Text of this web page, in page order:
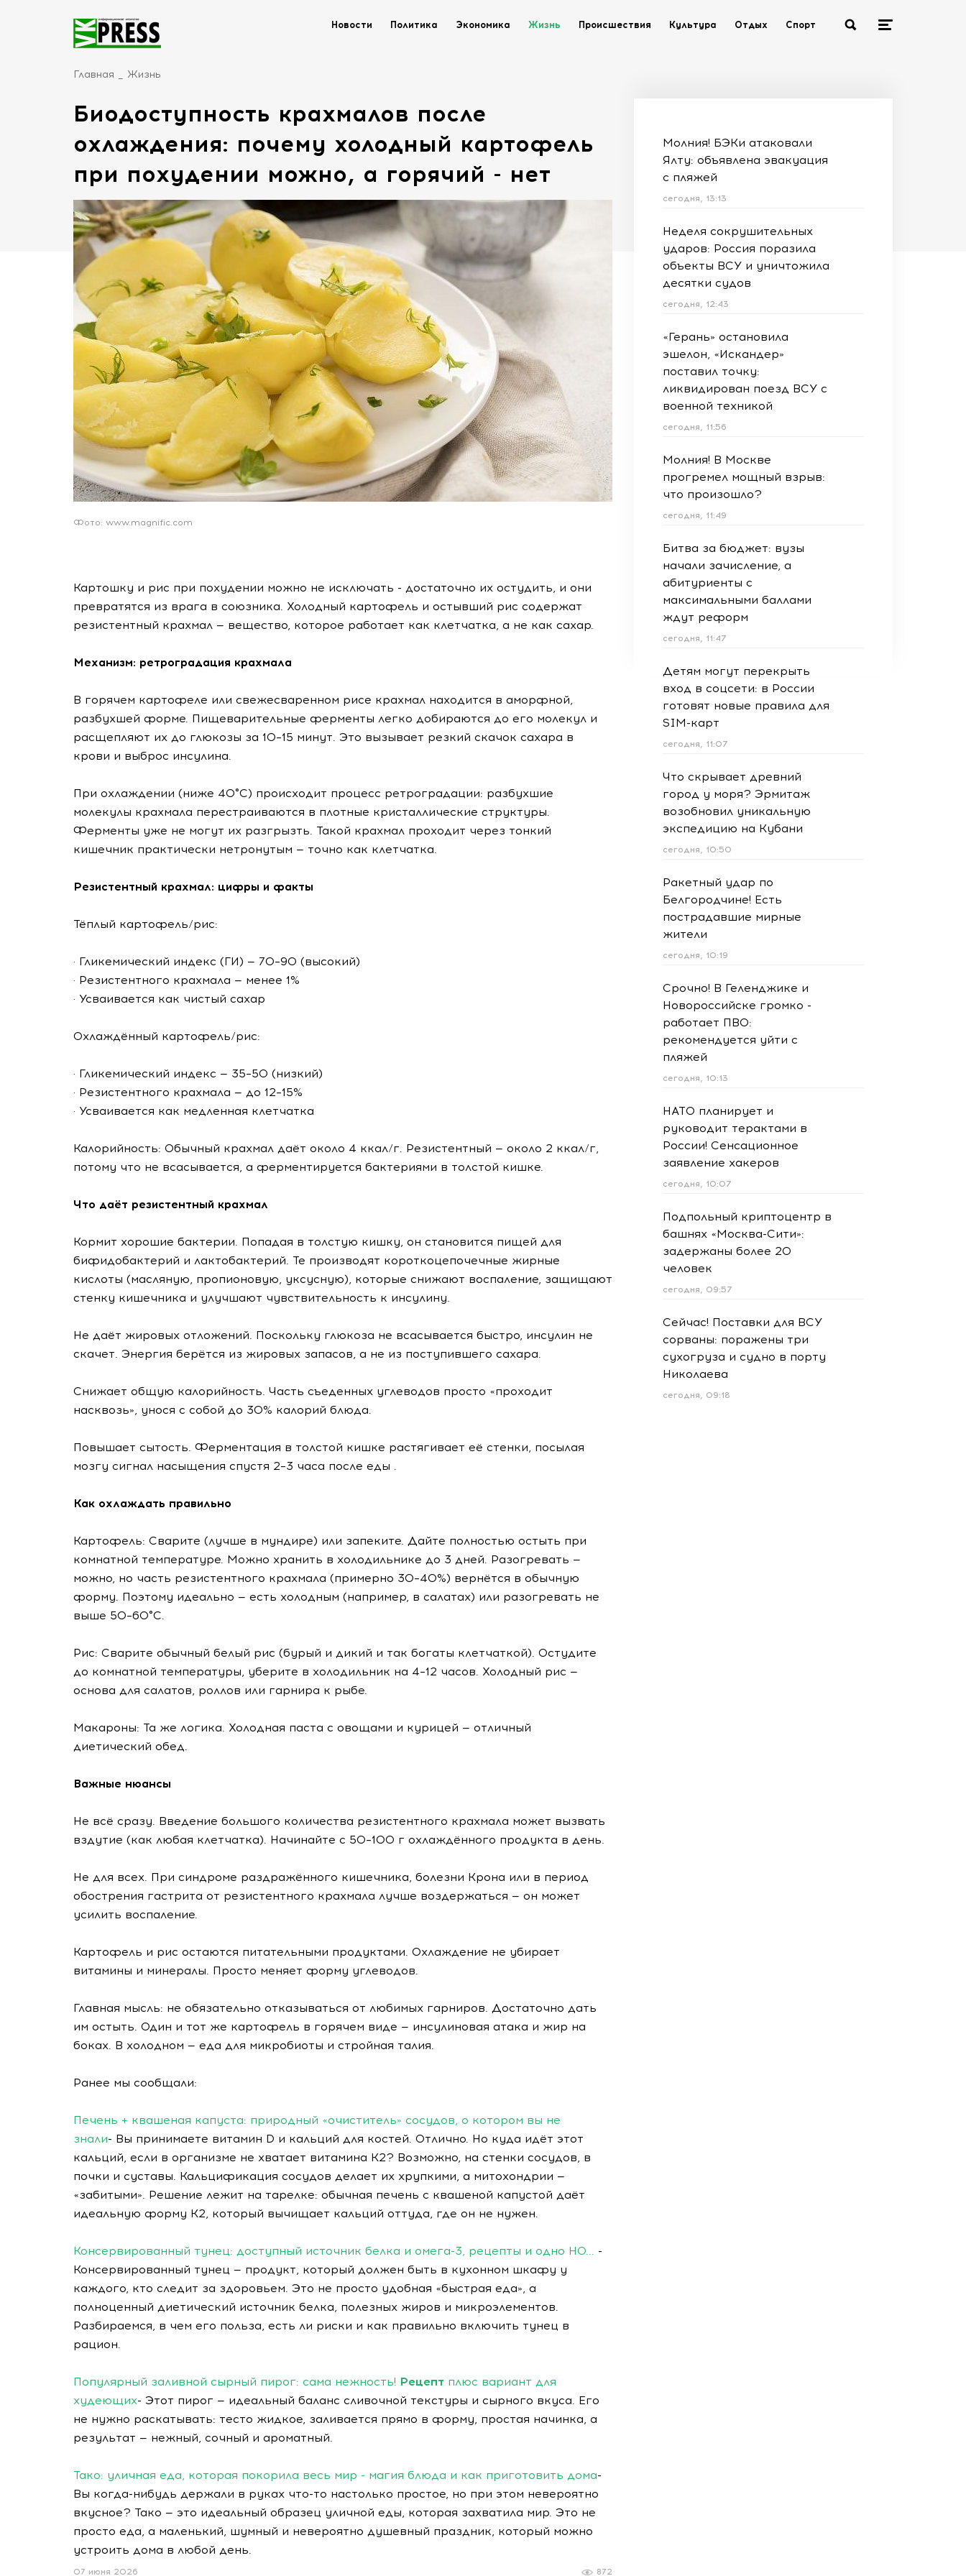
Новости Политика Экономика Жизнь Происшествия Культура Отдых Спорт
Главная Жизнь
Биодоступность крахмалов после
охлаждения: почему холодный картофель
при похудении можно, а горячий - нет
Фото: www.magnific.com
Картошку и рис при похудении можно не исключать - достаточно их остудить, и они
превратятся из врага в союзника. Холодный картофель и остывший рис содержат
резистентный крахмал — вещество, которое работает как клетчатка, а не как сахар.
Механизм: ретроградация крахмала
В горячем картофеле или свежесваренном рисе крахмал находится в аморфной,
разбухшей форме. Пищеварительные ферменты легко добираются до его молекул и
расщепляют их до глюкозы за 10–15 минут. Это вызывает резкий скачок сахара в
крови и выброс инсулина.
При охлаждении (ниже 40°C) происходит процесс ретроградации: разбухшие
молекулы крахмала перестраиваются в плотные кристаллические структуры.
Ферменты уже не могут их разгрызть. Такой крахмал проходит через тонкий
кишечник практически нетронутым — точно как клетчатка.
Резистентный крахмал: цифры и факты
Тёплый картофель/рис:
· Гликемический индекс (ГИ) — 70–90 (высокий)
· Резистентного крахмала — менее 1%
· Усваивается как чистый сахар
Охлаждённый картофель/рис:
· Гликемический индекс — 35–50 (низкий)
· Резистентного крахмала — до 12–15%
· Усваивается как медленная клетчатка
Калорийность: Обычный крахмал даёт около 4 ккал/г. Резистентный — около 2 ккал/г,
потому что не всасывается, а ферментируется бактериями в толстой кишке.
Что даёт резистентный крахмал
Кормит хорошие бактерии. Попадая в толстую кишку, он становится пищей для
бифидобактерий и лактобактерий. Те производят короткоцепочечные жирные
кислоты (масляную, пропионовую, уксусную), которые снижают воспаление, защищают
стенку кишечника и улучшают чувствительность к инсулину.
Не даёт жировых отложений. Поскольку глюкоза не всасывается быстро, инсулин не
скачет. Энергия берётся из жировых запасов, а не из поступившего сахара.
Снижает общую калорийность. Часть съеденных углеводов просто «проходит
насквозь», унося с собой до 30% калорий блюда.
Повышает сытость. Ферментация в толстой кишке растягивает её стенки, посылая
мозгу сигнал насыщения спустя 2–3 часа после еды .
Как охлаждать правильно
Картофель: Сварите (лучше в мундире) или запеките. Дайте полностью остыть при
комнатной температуре. Можно хранить в холодильнике до 3 дней. Разогревать —
можно, но часть резистентного крахмала (примерно 30–40%) вернётся в обычную
форму. Поэтому идеально — есть холодным (например, в салатах) или разогревать не
выше 50–60°C.
Рис: Сварите обычный белый рис (бурый и дикий и так богаты клетчаткой). Остудите
до комнатной температуры, уберите в холодильник на 4–12 часов. Холодный рис —
основа для салатов, роллов или гарнира к рыбе.
Макароны: Та же логика. Холодная паста с овощами и курицей — отличный
диетический обед.
Важные нюансы
Не всё сразу. Введение большого количества резистентного крахмала может вызвать
вздутие (как любая клетчатка). Начинайте с 50–100 г охлаждённого продукта в день.
Не для всех. При синдроме раздражённого кишечника, болезни Крона или в период
обострения гастрита от резистентного крахмала лучше воздержаться — он может
усилить воспаление.
Картофель и рис остаются питательными продуктами. Охлаждение не убирает
витамины и минералы. Просто меняет форму углеводов.
Главная мысль: не обязательно отказываться от любимых гарниров. Достаточно дать
им остыть. Один и тот же картофель в горячем виде — инсулиновая атака и жир на
боках. В холодном — еда для микробиоты и стройная талия.
Ранее мы сообщали:
Печень + квашеная капуста: природный «очиститель» сосудов, о котором вы не
знали- Вы принимаете витамин D и кальций для костей. Отлично. Но куда идёт этот
кальций, если в организме не хватает витамина К2? Возможно, на стенки сосудов, в
почки и суставы. Кальцификация сосудов делает их хрупкими, а митохондрии —
«забитыми». Решение лежит на тарелке: обычная печень с квашеной капустой даёт
идеальную форму К2, который вычищает кальций оттуда, где он не нужен.
Консервированный тунец: доступный источник белка и омега-3, рецепты и одно НО... -
Консервированный тунец — продукт, который должен быть в кухонном шкафу у
каждого, кто следит за здоровьем. Это не просто удобная «быстрая еда», а
полноценный диетический источник белка, полезных жиров и микроэлементов.
Разбираемся, в чем его польза, есть ли риски и как правильно включить тунец в
рацион.
Популярный заливной сырный пирог: сама нежность! Рецепт плюс вариант для
худеющих- Этот пирог — идеальный баланс сливочной текстуры и сырного вкуса. Его
не нужно раскатывать: тесто жидкое, заливается прямо в форму, простая начинка, а
результат — нежный, сочный и ароматный.
Тако: уличная еда, которая покорила весь мир - магия блюда и как приготовить дома-
Вы когда-нибудь держали в руках что-то настолько простое, но при этом невероятно
вкусное? Тако — это идеальный образец уличной еды, которая захватила мир. Это не
просто еда, а маленький, шумный и невероятно душевный праздник, который можно
устроить дома в любой день.
872
07 июня 2026
Молния! БЭКи атаковали
Ялту: объявлена эвакуация
с пляжей
сегодня, 13:13
Неделя сокрушительных
ударов: Россия поразила
объекты ВСУ и уничтожила
десятки судов
сегодня, 12:43
«Герань» остановила
эшелон, «Искандер»
поставил точку:
ликвидирован поезд ВСУ с
военной техникой
сегодня, 11:56
Молния! В Москве
прогремел мощный взрыв:
что произошло?
сегодня, 11:49
Битва за бюджет: вузы
начали зачисление, а
абитуриенты с
максимальными баллами
ждут реформ
сегодня, 11:47
Детям могут перекрыть
вход в соцсети: в России
готовят новые правила для
SIM-карт
сегодня, 11:07
Что скрывает древний
город у моря? Эрмитаж
возобновил уникальную
экспедицию на Кубани
сегодня, 10:50
Ракетный удар по
Белгородчине! Есть
пострадавшие мирные
жители
сегодня, 10:19
Срочно! В Геленджике и
Новороссийске громко -
работает ПВО:
рекомендуется уйти с
пляжей
сегодня, 10:13
НАТО планирует и
руководит терактами в
России! Сенсационное
заявление хакеров
сегодня, 10:07
Подпольный криптоцентр в
башнях «Москва-Сити»:
задержаны более 20
человек
сегодня, 09:57
Сейчас! Поставки для ВСУ
сорваны: поражены три
сухогруза и судно в порту
Николаева
сегодня, 09:18